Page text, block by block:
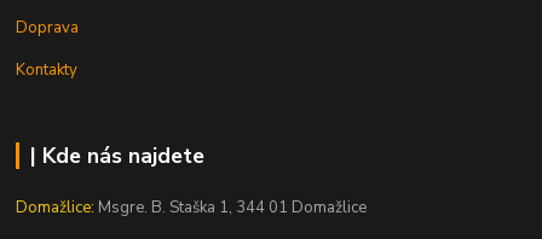
Doprava
Kontakty
| Kde nás najdete
Domažlice: Msgre. B. Staška 1, 344 01 Domažlice